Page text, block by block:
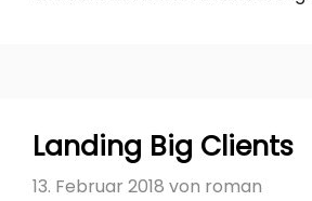
Landing Big Clients
13. Februar 2018 von roman